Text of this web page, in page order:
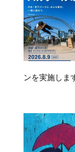
ンを実施しま